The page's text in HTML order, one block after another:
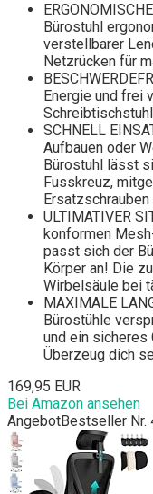
Bürostuhl
verstellbarer
Netzrücken für
Energie und frei
SCHNELL
Aufbauen oder
Bürostuhl lässt
Fusskreuz,
ULTIMATIVER
konformen
passt sich der
Körper an! Die
Wirbelsäule bei
MAXIMALE
Bürostühle
und ein sicheres
Überzeug dich
169,95 EUR
Bei Amazon ansehen
AngebotBestseller Nr.